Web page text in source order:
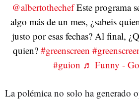
@albertothechefEste programa
algo más de un mes, ¿sabeis
justo por esas fechas? Al final,
quien? #greenscreen
#guion ♬ Funny -
La polémica no solo ha generado